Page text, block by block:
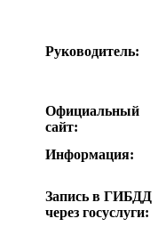
Руководитель:
Официальный
сайт:
Информация:
Запись в ГИБДД
через госуслуги: